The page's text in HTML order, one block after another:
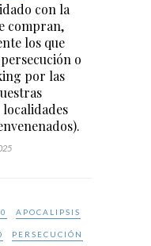
con la
compran,
los que
o
por las
localidades
APOCALIPSIS
PERSECUCIÓN